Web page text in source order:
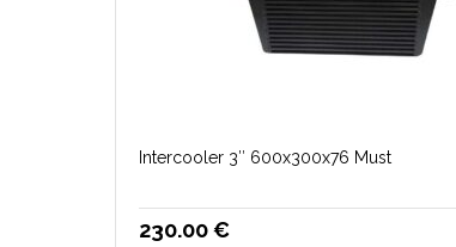
Intercooler 3″ 600x300x76 Must
230.00€